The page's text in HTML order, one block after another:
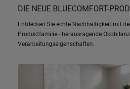
DIE NEUE BLUECOMFORT-
Entdecken Sie echte Nachhaltigkeit mit
Produktfamilie - herausragende
Verarbeitungseigenschaften.